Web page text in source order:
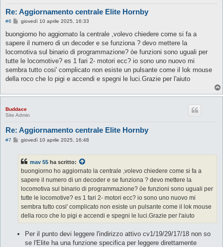
Re: Aggiornamento centrale Elite Hornby
#6
M
s
s
a
g
o
giovedì 10 aprile 2025, 16:33
buongiorno ho aggiornato la centrale ,volevo chiedere come si fa a
sapere il numero di un decoder e se funziona ? devo mettere la
locomotiva sul binario di programmazione? òe funzioni sono uguali per
tutte le locomotive? es 1 fari 2- motori ecc? io sono uno nuovo mi
sembra tutto cosi' complicato non esiste un pulsante come il lok mouse
della roco che lo pigi e accendi e spegni le luci.Grazie per l'aiuto
Buddace
Site Admin
Re: Aggiornamento centrale Elite Hornby
#7
M
a
g
o
giovedì 10 aprile 2025, 16:48
mav 55 ha scritto:
buongiorno ho aggiornato la centrale ,volevo chiedere come si fa a
sapere il numero di un decoder e se funziona ? devo mettere la
locomotiva sul binario di programmazione? òe funzioni sono uguali per
tutte le locomotive? es 1 fari 2- motori ecc? io sono uno nuovo mi
sembra tutto cosi' complicato non esiste un pulsante come il lok mouse
della roco che lo pigi e accendi e spegni le luci.Grazie per l'aiuto
Per il punto devi leggere l'indirizzo attivo cv1/19/29/17/18 non so
se l'Elite ha una funzione specifica per leggere direttamente